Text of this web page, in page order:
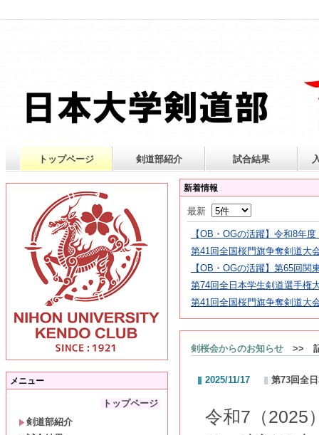
トップページ 剣道部紹介 試合結果
メニュー
トップページ
剣道部紹介
新着情報
最新
【OB・OGの活躍】令和8年
第41回全国桜門旗争奪剣道大
【OB・OGの活躍】第65回
第74回全日本学生剣道選手権
第41回全国桜門旗争奪剣道大
剣桜会からのお知らせ >> 記
2025/11/17 第73回全
令和7（2025